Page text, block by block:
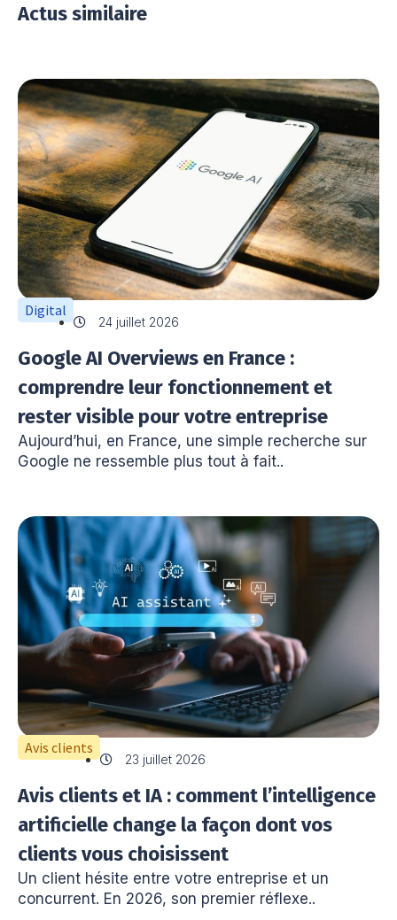
Actus similaire
Digital
24 juillet 2026
Google AI Overviews en France :
comprendre leur fonctionnement et
rester visible pour votre entreprise
Aujourd’hui, en France, une simple recherche sur
Google ne ressemble plus tout à fait..
Avis clients
23 juillet 2026
Avis clients et IA : comment l’intelligence
artificielle change la façon dont vos
clients vous choisissent
Un client hésite entre votre entreprise et un
concurrent. En 2026, son premier réflexe..